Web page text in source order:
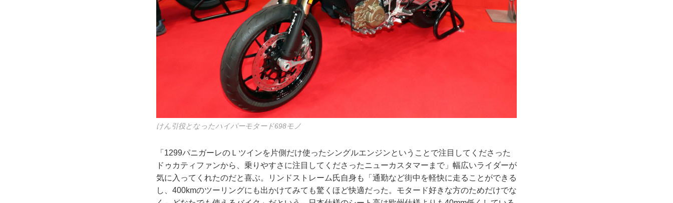
けん引役となったハイパーモタード698モノ
「1299パニガーレのＬツインを片側だけ使ったシングルエンジンということで注目してくださった
ドゥカティファンから、乗りやすさに注目してくださったニューカスタマーまで」幅広いライダーが
気に入ってくれたのだと喜ぶ。リンドストレーム氏自身も「通勤など街中を軽快に走ることができる
し、400kmのツーリングにも出かけてみても驚くほど快適だった。モタード好きな方のためだけでな